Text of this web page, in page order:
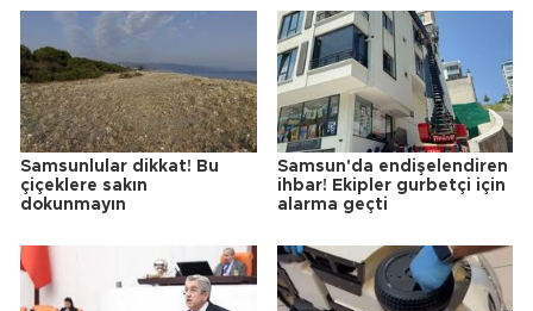
Samsunlular dikkat! Bu
çiçeklere sakın
dokunmayın
Samsun'da endişelendiren
ihbar! Ekipler gurbetçi için
alarma geçti